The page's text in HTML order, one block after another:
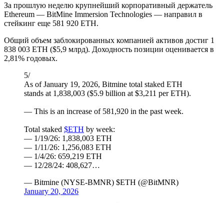
За прошлую неделю крупнейший корпоративный держатель
Ethereum — BitMine Immersion Technologies — направил в
стейкинг еще 581 920 ETH.
Общий объем заблокированных компанией активов достиг 1
838 003 ETH ($5,9 млрд). Доходность позиции оценивается в
2,81% годовых.
5/
As of January 19, 2026, Bitmine total staked ETH
stands at 1,838,003 ($5.9 billion at $3,211 per ETH).
— This is an increase of 581,920 in the past week.
Total staked $ETH by week:
— 1/19/26: 1,838,003 ETH
— 1/11/26: 1,256,083 ETH
— 1/4/26: 659,219 ETH
— 12/28/24: 408,627…
— Bitmine (NYSE-BMNR) $ETH (@BitMNR)
January 20, 2026